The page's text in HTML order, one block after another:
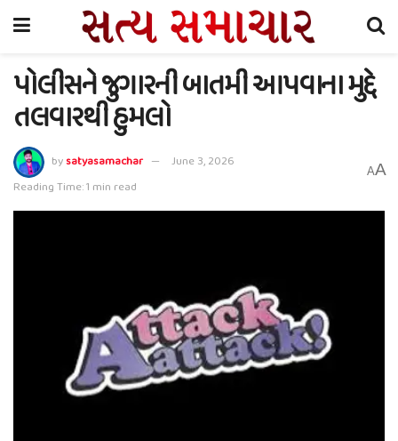
પોલીસને જુગારની બાતમી આપવાના મુદ્દે
તલવારથી હુમલો
bysatyasamachar
June 3, 2026
Reading Time: 1 min read
AA